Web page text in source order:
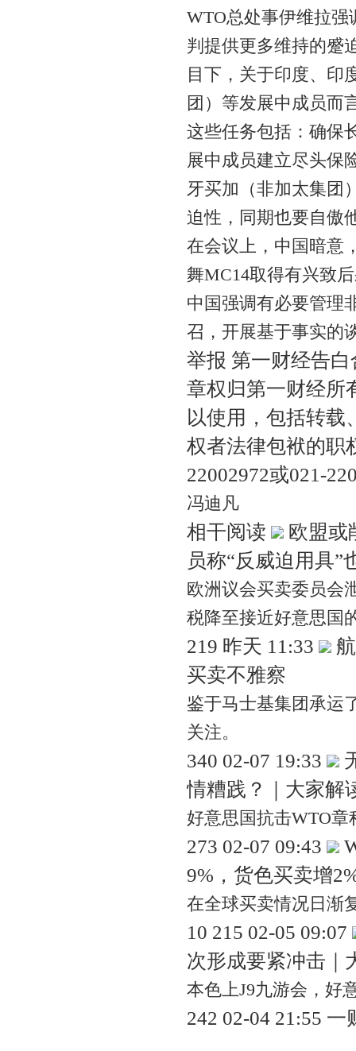
WTO总处事伊维拉
判提供更多维持的蹙
目下，关于印度、印
团）等发展中成员而
这些任务包括：确保
展中成员建立尽头保
牙买加（非加太集团
迫性，同期也要自傲
在会议上，中国暗意
舞MC14取得有兴致
中国强调有必要管理
召，开展基于事实的
举报 第一财经告
章权归第一财经所
以使用，包括转载
权者法律包袱的职
22002972或021-
冯迪凡
相干阅读
欧盟或
员称“反威迫用具”
欧洲议会买卖委员会
税降至接近好意思国
219 昨天 11:33
买卖不雅察
鉴于马士基集团承运
关注。
340 02-07 19:33
情糟践？｜大家解
好意思国抗击WTO
273 02-07 09:43
9%，货色买卖增
在全球买卖情况日渐
10 215 02-05 09:07
次形成要紧冲击｜
本色上J9九游会，好
242 02-04 21:55